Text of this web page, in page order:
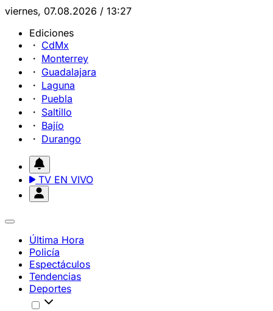
viernes, 07.08.2026 / 13:27
Ediciones
CdMx
Monterrey
Guadalajara
Laguna
Puebla
Saltillo
Bajío
Durango
TV EN VIVO
Última Hora
Policía
Espectáculos
Tendencias
Deportes